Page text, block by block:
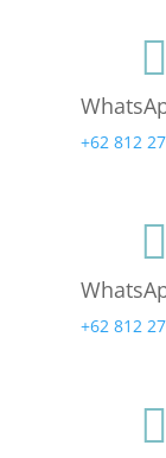

+62 812

+62 812
